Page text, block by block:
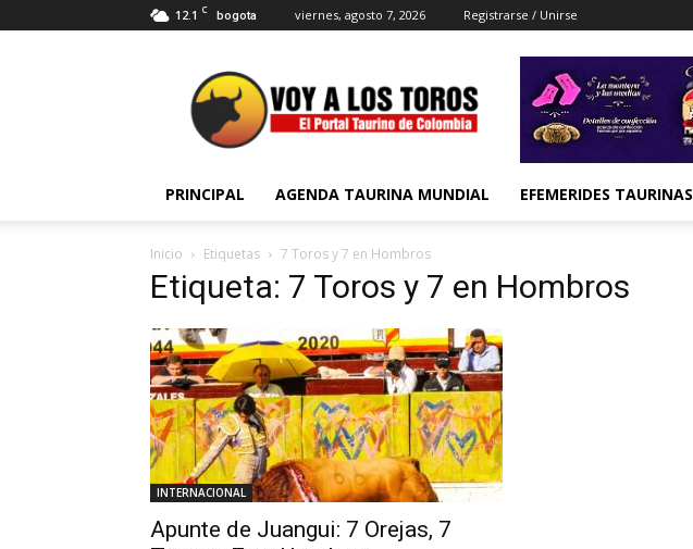
12.1 C bogota viernes, agosto 7, 2026 Registrarse / Unirse
Voy
a
Los
Toros
PRINCIPAL AGENDA TAURINA MUNDIAL EFEMERIDES TAURINAS
Inicio Etiquetas 7 Toros y 7 en Hombros
Etiqueta: 7 Toros y 7 en Hombros
INTERNACIONAL
Apunte de Juangui: 7 Orejas, 7